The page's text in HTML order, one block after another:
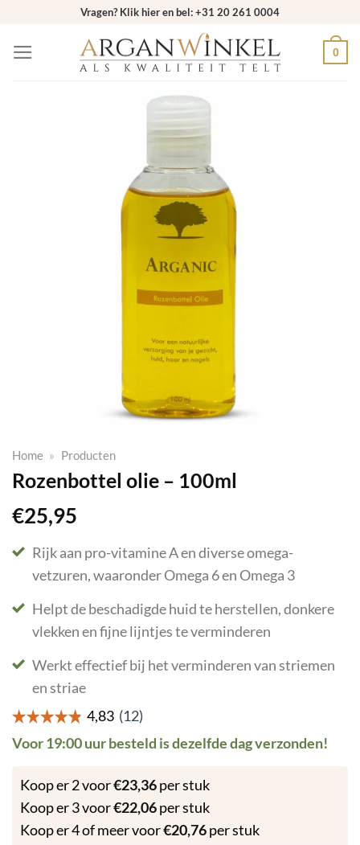
inhoud
Vragen? Klik hier en bel: +31 20 261 0004
0
Home » Producten
Rozenbottel olie – 100ml
€25,95
Rijk aan pro-vitamine A en diverse omega-
vetzuren, waaronder Omega 6 en Omega 3
Helpt de beschadigde huid te herstellen, donkere
vlekken en fijne lijntjes te verminderen
Werkt effectief bij het verminderen van striemen
en striae
Voor 19:00 uur besteld is dezelfde dag verzonden!
Koop er 2 voor€23,36per stuk
Koop er 3 voor€22,06per stuk
Koop er 4 of meer voor€20,76per stuk